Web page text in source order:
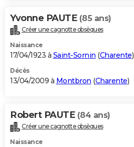
Yvonne PAUTE (85 ans)
Créer une cagnotte obsèques
Naissance
17/04/1923 à Saint-Sornin (Charente)
Décès
13/04/2009 à Montbron (Charente)
Robert PAUTE (84 ans)
Créer une cagnotte obsèques
Naissance